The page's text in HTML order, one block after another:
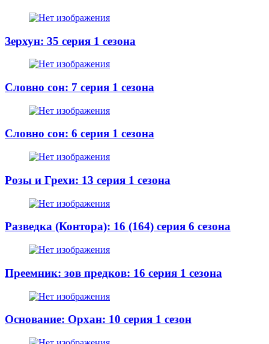
Зерхун: 35 серия 1 сезона
Словно сон: 7 серия 1 сезона
Словно сон: 6 серия 1 сезона
Розы и Грехи: 13 серия 1 сезона
Разведка (Контора): 16 (164) серия 6 сезона
Преемник: зов предков: 16 серия 1 сезона
Основание: Орхан: 10 серия 1 сезон